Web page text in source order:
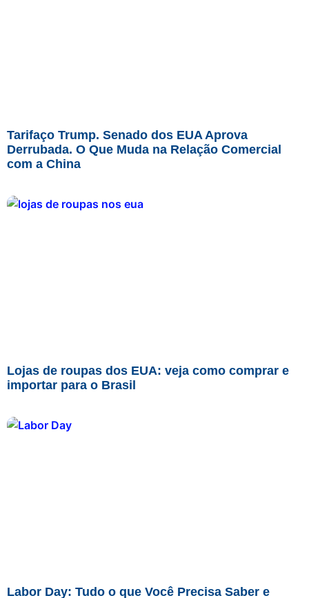
Tarifaço Trump. Senado dos EUA Aprova
Derrubada. O Que Muda na Relação Comercial
com a China
Lojas de roupas dos EUA: veja como comprar e
importar para o Brasil
Labor Day: Tudo o que Você Precisa Saber e